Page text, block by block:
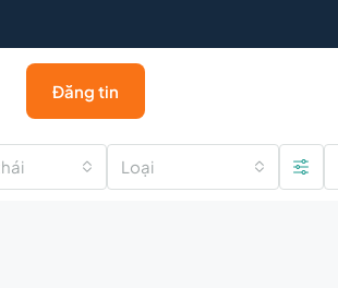
Đăng tin
Loại